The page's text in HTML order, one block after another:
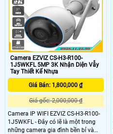
Camera EZVIZ CS-H3-R100-
1J5WKFL 5MP 3K Nhận Diện Vẫy
Tay Thiết Kế Nhựa
Giá Bán: 1,800,000 ₫
Giá gốc: 2,000,000 ₫
Camera IP WIFI EZVIZ CS-H3-R100-
1J5WKFL - Đây có lẽ là một trong
những camera gia đình bền bỉ và